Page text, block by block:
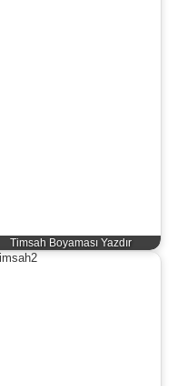
Timsah Boyaması Yazdır